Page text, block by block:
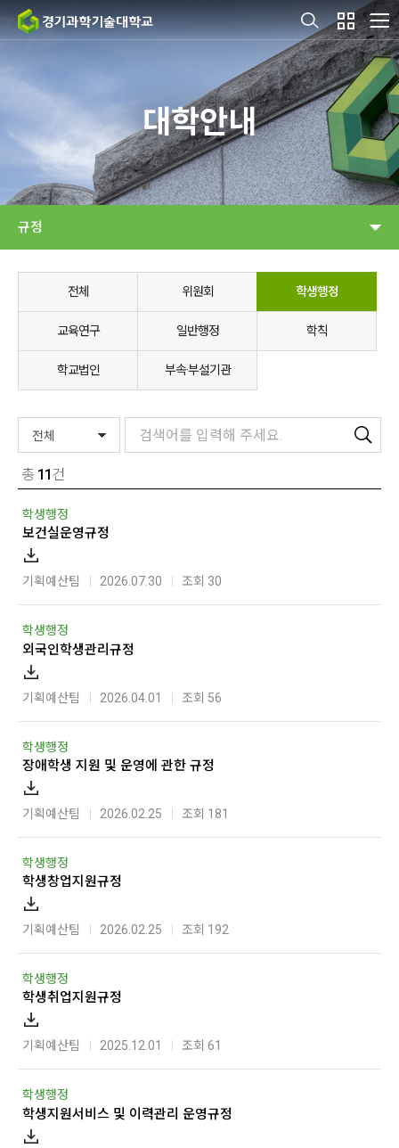
대학안내
규정
전체 위원회 학생행정
교육연구 일반행정 학칙
학교법인 부속·부설기관
총 11건
학생행정
보건실운영규정
기획예산팀 2026.07.30 조회 30
학생행정
외국인학생관리규정
기획예산팀 2026.04.01 조회 56
학생행정
장애학생 지원 및 운영에 관한 규정
기획예산팀 2026.02.25 조회 181
학생행정
학생창업지원규정
기획예산팀 2026.02.25 조회 192
학생행정
학생취업지원규정
기획예산팀 2025.12.01 조회 61
학생행정
학생지원서비스 및 이력관리 운영규정